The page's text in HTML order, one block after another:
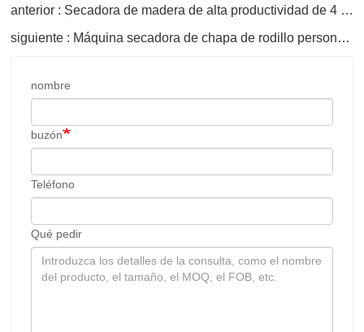
anterior : Secadora de madera de alta productividad de 4 pisos
siguiente : Máquina secadora de chapa de rodillo personalizada de 2 pisos
nombre
buzón
Teléfono
Qué pedir